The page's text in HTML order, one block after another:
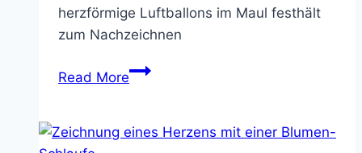
herzförmige Luftballons im Maul festhält
zum Nachzeichnen
Read MoreHund